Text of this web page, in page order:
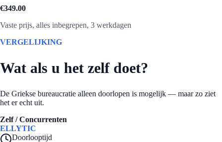
€349.00
Vaste prijs, alles inbegrepen, 3 werkdagen
VERGELIJKING
Wat als u het zelf doet?
De Griekse bureaucratie alleen doorlopen is mogelijk — maar zo ziet
het er echt uit.
Zelf / Concurrenten
ELLYTIC
Doorlooptijd